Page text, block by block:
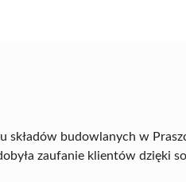
składów budowlanych w
zaufanie klientów dzięki